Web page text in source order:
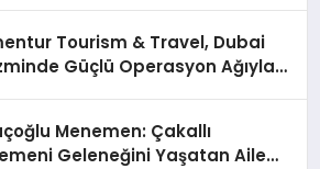
Tourism & Travel, Dubai
Güçlü Operasyon Ağıyla
Menemen: Çakallı
Geleneğini Yaşatan Aile